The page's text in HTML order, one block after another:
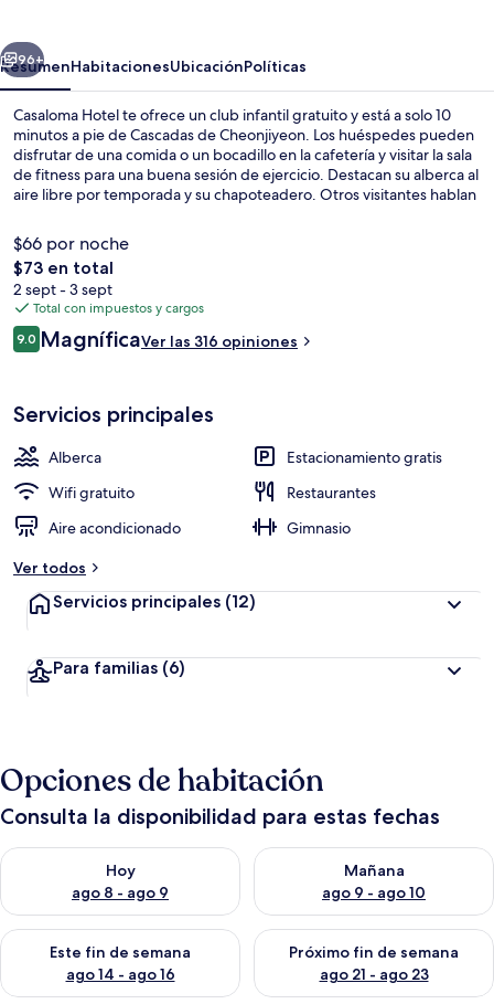
Siguiente
96+
ResumenHabitacionesUbicaciónPolíticas
Casaloma Hotel te ofrece un club infantil gratuito y está a solo 10
minutos a pie de Cascadas de Cheonjiyeon. Los huéspedes pueden
disfrutar de una comida o un bocadillo en la cafetería y visitar la sala
de fitness para una buena sesión de ejercicio. Destacan su alberca al
aire libre por temporada y su chapoteadero. Otros visitantes hablan
amable.
$66 por noche
El
precio
total
es
de
$73 en total
2 sept - 3 sept
Total con impuestos y cargos
Opiniones
9.09.0 de 10,
MagníficaVer las 316 opiniones
Servicios principales
Alberca
Estacionamiento gratis
Wifi gratuito
Restaurantes
Aire acondicionado
Gimnasio
Ver todos
Servicios principales (12)
Para familias (6)
Opciones de habitación
Consulta la disponibilidad para estas fechas
Hoy
ago 8 - ago 9
Consulta la disponibilidad para hoy ago 8 - ago 9
Mañana
ago 9 - ago 10
Consulta la disponibilidad
Este fin de semana
ago 14 - ago 16
Consulta la disponibilidad para este fin de semana ago 14 -
Próximo fin de semana
ago 21 - ago 23
Consulta la disponibilidad